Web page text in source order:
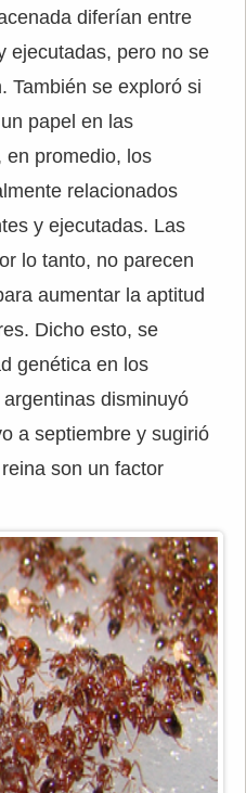
diferían entre
ejecutadas, pero no se
También se exploró si
papel en las
en promedio, los
relacionados
y ejecutadas. Las
lo tanto, no parecen
aumentar la aptitud
Dicho esto, se
genética en los
disminuyó
a septiembre y sugirió
son un factor